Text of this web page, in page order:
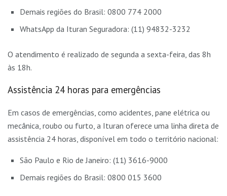
Demais regiões do Brasil: 0800 774 2000
WhatsApp da Ituran Seguradora: (11) 94832-3232
O atendimento é realizado de segunda a sexta-feira, das 8h
às 18h.
Assistência 24 horas para emergências
Em casos de emergências, como acidentes, pane elétrica ou
mecânica, roubo ou furto, a Ituran oferece uma linha direta de
assistência 24 horas, disponível em todo o território nacional:
São Paulo e Rio de Janeiro: (11) 3616-9000
Demais regiões do Brasil: 0800 015 3600